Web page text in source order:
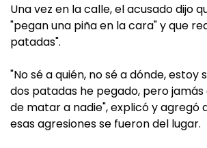
Una vez en la calle, el acusado dijo
"pegan una piña en la cara" y que
patadas".
"No sé a quién, no sé a dónde, estoy
dos patadas he pegado, pero
de matar a nadie", explicó y agregó
esas agresiones se fueron del lugar.